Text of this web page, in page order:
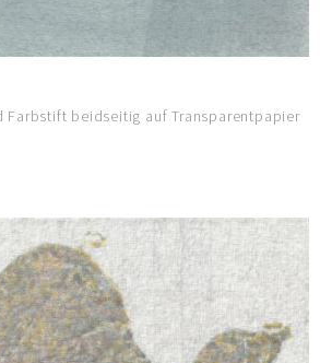
Farbstift beidseitig auf Transparentpapier